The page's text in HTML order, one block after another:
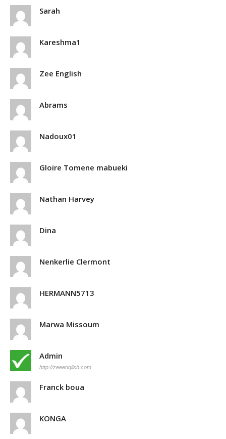
Sarah
Kareshma1
Zee English
Abrams
Nadoux01
Gloire Tomene mabueki
Nathan Harvey
Dina
Nenkerlie Clermont
HERMANN5713
Marwa Missoum
Admin
http://zeeenglish.com
Franck boua
KONGA